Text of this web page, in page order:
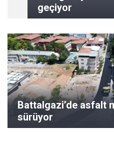
geçiyor
Battalgazi’de asfalt
sürüyor